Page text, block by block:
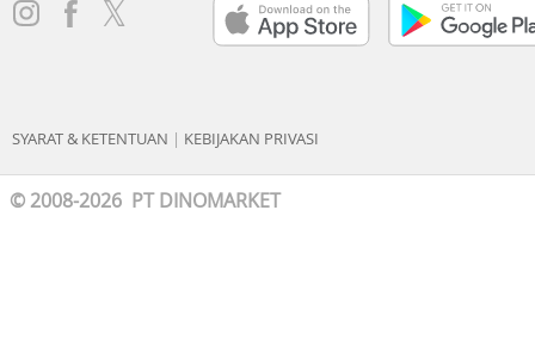
SYARAT & KETENTUAN | KEBIJAKAN PRIVASI
© 2008-2026 PT DINOMARKET